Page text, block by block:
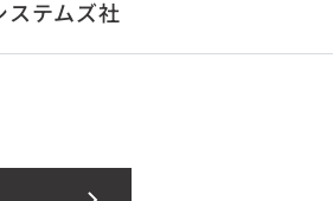
ステムズ社